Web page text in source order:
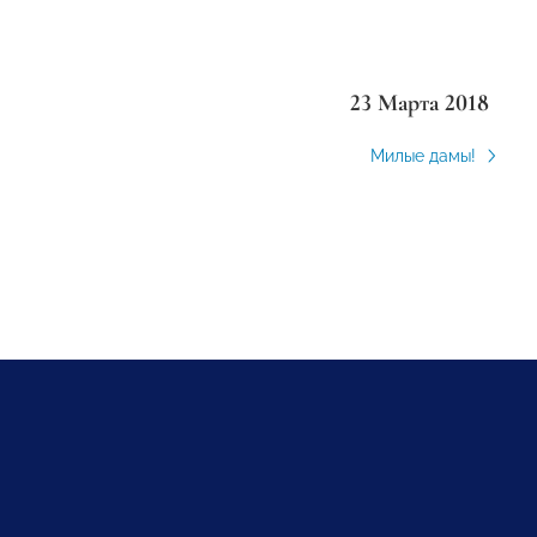
23 Марта 2018
Милые дамы!